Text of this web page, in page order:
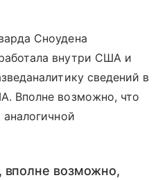
Сноудена
внутри США и
сведений в
Вполне возможно, что
вполне возможно,